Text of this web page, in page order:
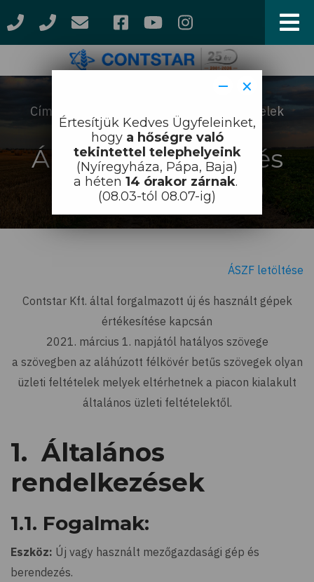
Morzsa
Címlap
Általános Szerződés Feltételek
(ÁSZF)
Általános Szerződés
Feltételek (ÁSZF)
ÁSZF letöltése
Contstar Kft. által forgalmazott új és használt gépek
értékesítése kapcsán
2021. március 1. napjától hatályos szövege
a szövegben az aláhúzott félkövér betűs szövegek olyan
üzleti feltételek melyek eltérhetnek a piacon kialakult
általános üzleti feltételektől.
1. Általános
rendelkezések
1.1. Fogalmak:
Eszköz: Új vagy használt mezőgazdasági gép és
berendezés.
×
−
Értesítjük Kedves Ügyfeleinket,
hogy a hőségre való
tekintettel telephelyeink
(Nyíregyháza, Pápa, Baja)
a héten 14 órakor zárnak.
(08.03-tól 08.07-ig)